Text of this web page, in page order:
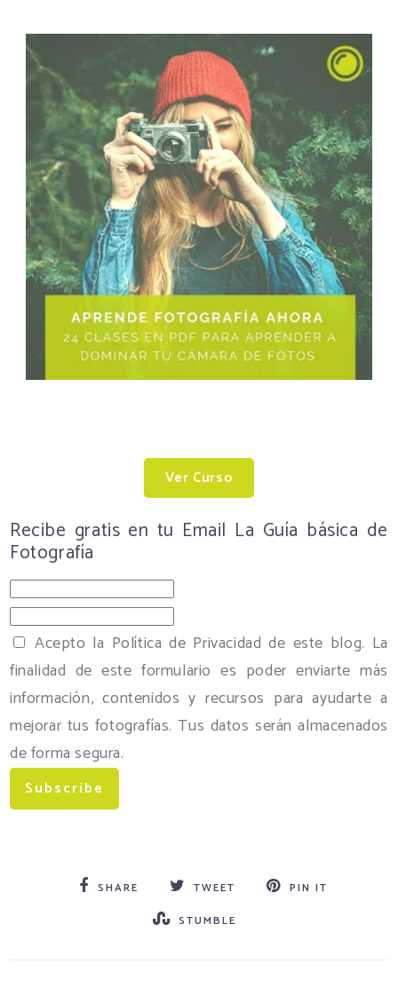
Ver Curso
Recibe gratis en tu Email La Guía básica de
Fotografía
Acepto la Política de Privacidad de este blog. La
finalidad de este formulario es poder enviarte más
información, contenidos y recursos para ayudarte a
mejorar tus fotografías. Tus datos serán almacenados
de forma segura.
Subscribe
SHARE TWEET
PIN IT
STUMBLE